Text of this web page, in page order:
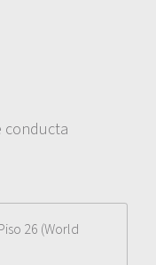
conducta
26 (World